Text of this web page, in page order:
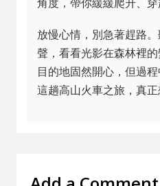
角度，帶你緩緩爬升、穿
放慢心情，別急著趕路
聲，看看光影在森林裡
目的地固然開心，但過
這趟高山火車之旅，真正